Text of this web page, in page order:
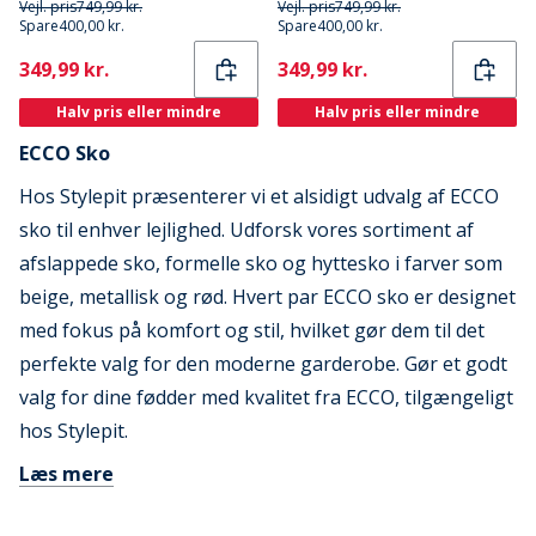
Vejl. pris749,99 kr.
Spare400,00 kr.
Current
349,99 kr.
Halv pris eller mindre
Vejl. pris749,99 kr.
Spare400,00 kr.
Current
349,99 kr.
Halv pris eller mindre
ECCO Sko
Hos Stylepit præsenterer vi et alsidigt udvalg af ECCO
sko til enhver lejlighed. Udforsk vores sortiment af
afslappede sko, formelle sko og hyttesko i farver som
beige, metallisk og rød. Hvert par ECCO sko er designet
med fokus på komfort og stil, hvilket gør dem til det
perfekte valg for den moderne garderobe. Gør et godt
valg for dine fødder med kvalitet fra ECCO, tilgængeligt
hos Stylepit.
Læs mere